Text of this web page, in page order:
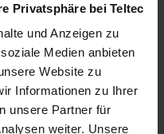
Privatsphäre bei Teltec
und Anzeigen zu
Medien anbieten
Website zu
Informationen zu Ihrer
unsere Partner für
weiter. Unsere
verfübar......mehr